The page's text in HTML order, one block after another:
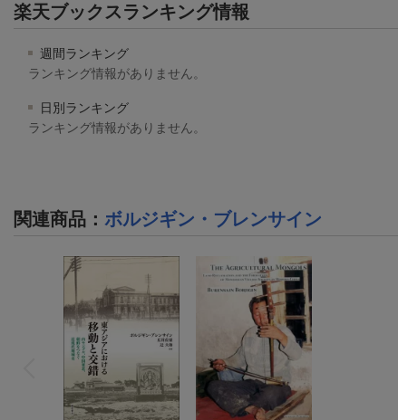
楽天ブックスランキング情報
週間ランキング
ランキング情報がありません。
日別ランキング
ランキング情報がありません。
関連商品 ： ボルジギン・ブレンサイン